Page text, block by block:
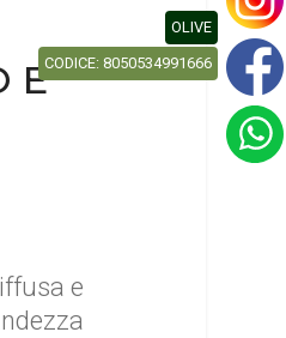
OLIVE
CODICE: 8050534991666
E
e